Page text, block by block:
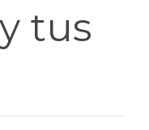
tus